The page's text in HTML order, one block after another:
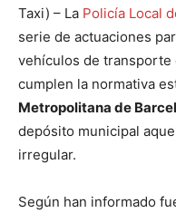
Taxi) – La Policía Local
serie de actuaciones
vehículos de transporte
cumplen la normativa
Metropolitana de
depósito municipal
irregular.
Según han informado